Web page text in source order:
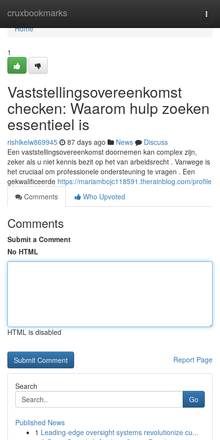
cruxbookmarks
Home
Home
1
Vaststellingsovereenkomst
checken: Waarom hulp zoeken
essentieel is
rishikelw869945 87 days ago News
Discuss
Een vaststellingsovereenkomst doornemen kan complex zijn,
zeker als u niet kennis bezit op het van arbeidsrecht . Vanwege is
het cruciaal om professionele ondersteuning te vragen . Een
gekwalificeerde https://mariambojc118591.therainblog.com/profile
Comments
Who Upvoted
Comments
Submit a Comment
No HTML
HTML is disabled
Report Page
Search
Go
Published News
1 Leading-edge oversight systems revolutionize cu...